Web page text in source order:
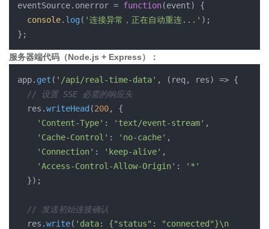
eventSource. onerror = function(event) {
console. log ( '连接异常，正在自动重连...' );
服务器端代码（Node.js + Express）：
app. get ( '/api/real-time-data' , ( req, res) => {
// 设置 SSE 必需的响应头
  res.
writeHead (200, {
'Content-Type' : 'text/event-stream' ,
'Cache-Control' : 'no-cache' ,
'Connection' : 'keep-alive' ,
'Access-Control-Allow-Origin' :
'*'
// 发送初始连接确认
  res.
write( 'data: {"status": "connected"}\n